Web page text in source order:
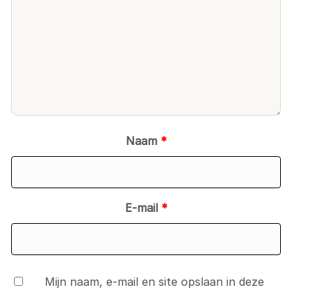
Naam *
E-mail *
Mijn naam, e-mail en site opslaan in deze